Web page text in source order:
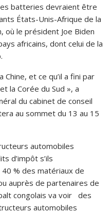
batteries devraient être
États-Unis-Afrique de la
où le président Joe Biden
africains, dont celui de la
Chine, et ce qu’il a fini par
la Corée du Sud », a
du cabinet de conseil
au sommet du 13 au 15
automobiles
d’impôt s’ils
% des matériaux de
auprès de partenaires de
congolais va voir des
automobiles